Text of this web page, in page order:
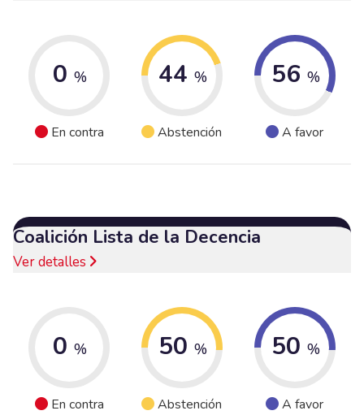
0 %
En contra
44 %
Abstención
56 %
A favor
Coalición Lista de la Decencia
Ver detalles
0 %
En contra
50 %
Abstención
50 %
A favor